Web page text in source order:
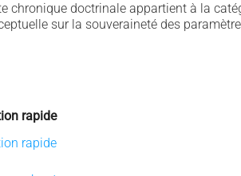
chronique doctrinale appartient à la
sur la souveraineté des
rapide
rapide